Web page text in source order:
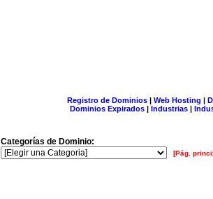
Registro de Dominios| Web Hosting |
Dominios Expirados | Industrias |
Categorías de Dominio:
[Pág.